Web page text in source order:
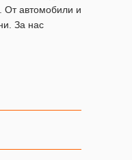
От автомобили и
За нас